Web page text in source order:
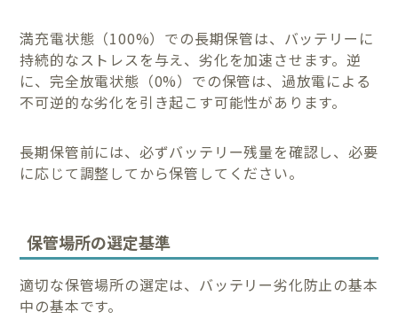
満充電状態（100%）での長期保管は、バッテリーに
持続的なストレスを与え、劣化を加速させます。逆
に、完全放電状態（0%）での保管は、過放電による
不可逆的な劣化を引き起こす可能性があります。
長期保管前には、必ずバッテリー残量を確認し、必要
に応じて調整してから保管してください。
保管場所の選定基準
適切な保管場所の選定は、バッテリー劣化防止の基本
中の基本です。